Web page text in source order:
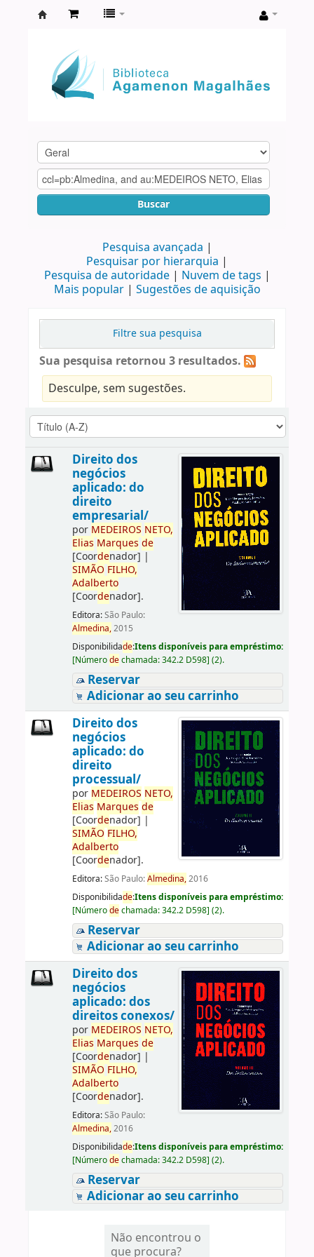
Agamenon
Magalhães
Buscar
Pesquisa avançada
Pesquisar por hierarquia
Pesquisa de autoridade
Nuvem de tags
Mais popular
Sugestões de aquisição
Filtre sua pesquisa
Sua pesquisa retornou 3 resultados.
Desculpe, sem sugestões.
Direito dos
negócios
aplicado: do
direito
empresarial/
por MEDEIROS NETO,
Elias Marques de
[Coordenador] |
SIMÃO FILHO,
Adalberto
[Coordenador].
Editora:São Paulo:
Almedina,2015
Disponibilidade:Itens disponíveis para empréstimo:
[Númerodechamada:342.2 D598] (2).
Reservar
Adicionar ao seu carrinho
Direito dos
negócios
aplicado: do
direito
processual/
por MEDEIROS NETO,
Elias Marques de
[Coordenador] |
SIMÃO FILHO,
Adalberto
[Coordenador].
Editora:São Paulo:Almedina,2016
Disponibilidade:Itens disponíveis para empréstimo:
[Númerodechamada:342.2 D598] (2).
Reservar
Adicionar ao seu carrinho
Direito dos
negócios
aplicado: dos
direitos conexos/
por MEDEIROS NETO,
Elias Marques de
[Coordenador] |
SIMÃO FILHO,
Adalberto
[Coordenador].
Editora:São Paulo:
Almedina,2016
Disponibilidade:Itens disponíveis para empréstimo:
[Númerodechamada:342.2 D598] (2).
Reservar
Adicionar ao seu carrinho
Não encontrou o
que procura?